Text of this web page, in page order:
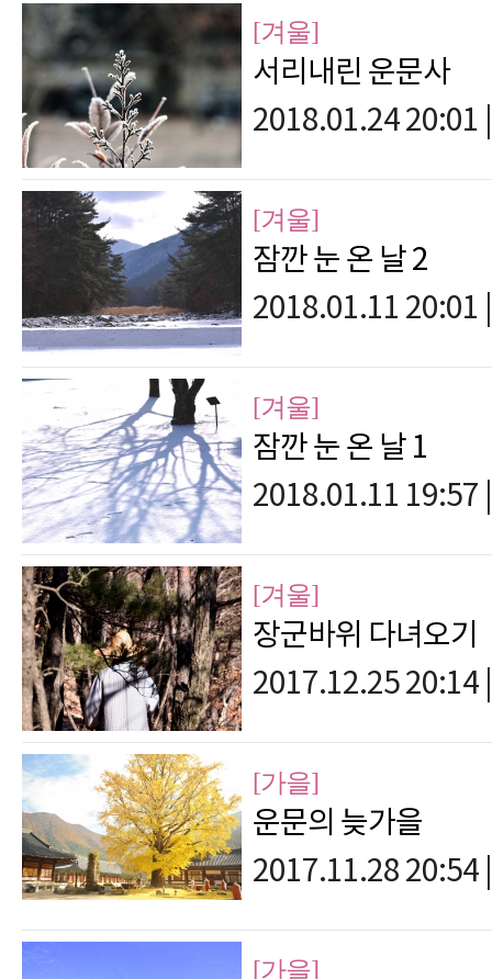
[겨울]
서리내린 운문사
2018.01.24 20:01
[겨울]
잠깐 눈 온 날 2
2018.01.11 20:01
[겨울]
잠깐 눈 온 날 1
2018.01.11 19:57
[겨울]
장군바위 다녀오기
2017.12.25 20:14
[가을]
운문의 늦가을
2017.11.28 20:54
[가을]